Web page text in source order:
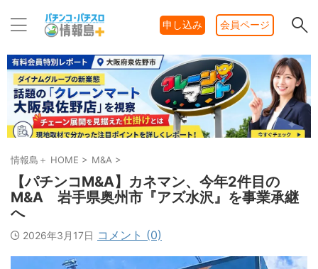
申し込み 会員ページ
情報島＋ HOME > M&A >
【パチンコM&A】カネマン、今年2件目の
M&A 岩手県奥州市『アズ水沢』を事業承継
へ
2026年3月17日 コメント (0)